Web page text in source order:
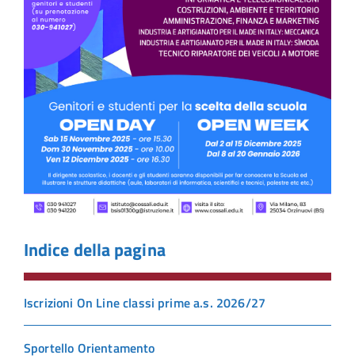
Indice della pagina
Iscrizioni On Line classi prime a.s. 2026/27
Sportello Orientamento